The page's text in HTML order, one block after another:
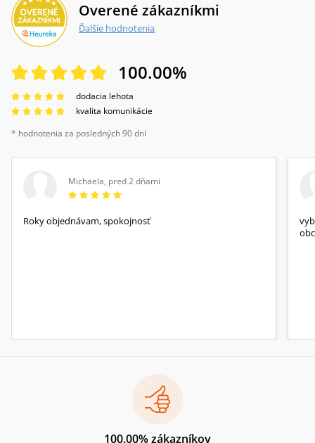
Overené zákazníkmi
Ďalšie hodnotenia
100.00%
dodacia lehota
kvalita komunikácie
* hodnotenia za posledných 90 dní
Michaela, pred 2 dňami
Roky objednávam, spokojnosť
100.00% zákazníkov